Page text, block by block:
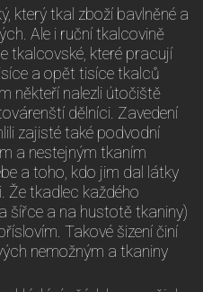
který tkal zboží bavlněné a
Ale i ruční tkalcovině
tkalcovské, které pracují
a opět tisíce tkalců
někteří nalezli útočiště
dělníci. Zavedení
zajisté také podvodní
a nestejným tkaním
a toho, kdo jim dal látky
Že tkadlec každého
šířce a na hustotě tkaniny)
Takové šizení činí
nemožným a tkaniny